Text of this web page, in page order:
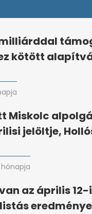
milliárddal
kötött
Miskolc
jelöltje,
az április
eredménye